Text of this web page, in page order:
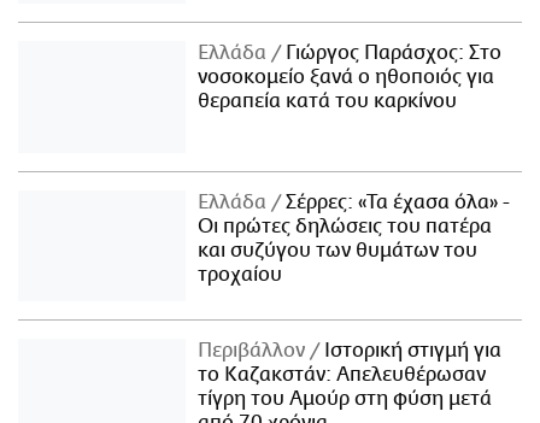
Ελλάδα
Γιώργος Παράσχος: Στο
νοσοκομείο ξανά ο ηθοποιός για
θεραπεία κατά του καρκίνου
Ελλάδα
Σέρρες: «Τα έχασα όλα» -
Οι πρώτες δηλώσεις του πατέρα
και συζύγου των θυμάτων του
τροχαίου
Περιβάλλον
Ιστορική στιγμή για
το Καζακστάν: Απελευθέρωσαν
τίγρη του Αμούρ στη φύση μετά